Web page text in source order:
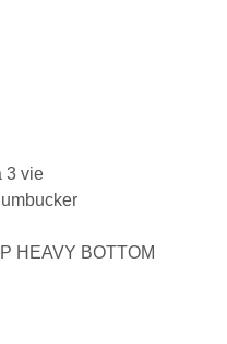
3 vie
HEAVY BOTTOM